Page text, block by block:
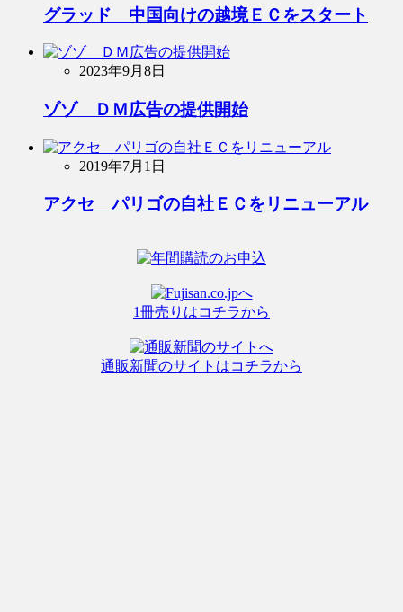
グラッド 中国向けの越境ＥＣをスタート
2023年9月8日
ゾゾ ＤＭ広告の提供開始
2019年7月1日
アクセ パリゴの自社ＥＣをリニューアル
1冊売りはコチラから
通販新聞のサイトはコチラから